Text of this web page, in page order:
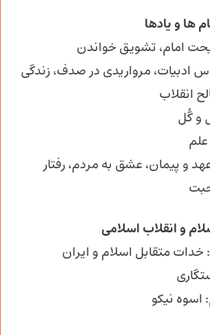
ها و یادها
امام، تشویق خواندن
ادبیات، مرواریدی در صدف، زندگی
انقلاب
و گُل
و پیمان، عشق به مردم، رفتار
و انقلاب اسلامی
متقابل اسلام و ایران
نیکو